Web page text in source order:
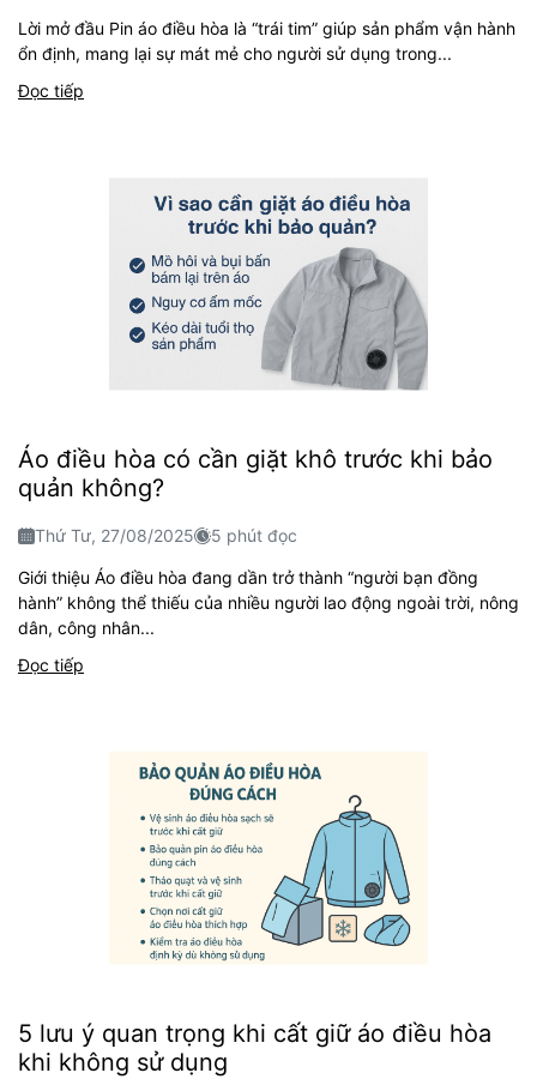
Lời mở đầu Pin áo điều hòa là “trái tim” giúp sản phẩm vận hành
ổn định, mang lại sự mát mẻ cho người sử dụng trong...
Đọc tiếp
Áo điều hòa có cần giặt khô trước khi bảo
quản không?
Thứ Tư, 27/08/2025 5 phút đọc
Giới thiệu Áo điều hòa đang dần trở thành “người bạn đồng
hành” không thể thiếu của nhiều người lao động ngoài trời, nông
dân, công nhân...
Đọc tiếp
5 lưu ý quan trọng khi cất giữ áo điều hòa
khi không sử dụng